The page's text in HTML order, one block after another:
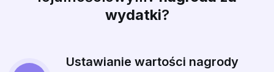
wydatki?
Ustawianie wartości nagrody